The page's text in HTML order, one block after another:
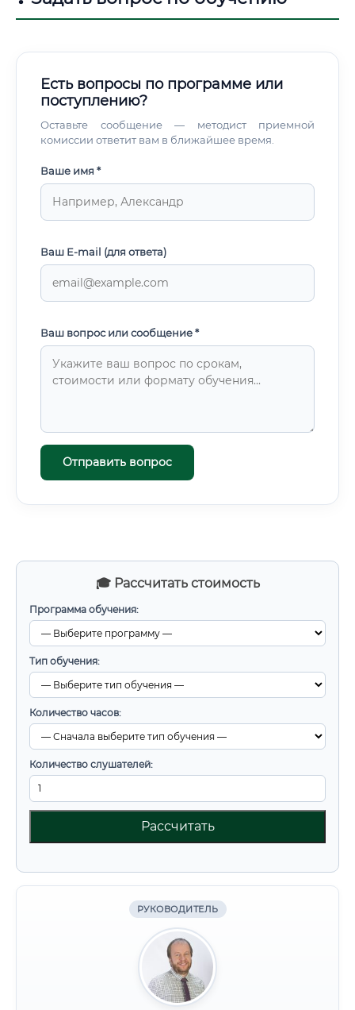
🎓 Рассчитать стоимость
Программа обучения:
Тип обучения:
Количество часов:
Количество слушателей:
Рассчитать
РУКОВОДИТЕЛЬ
Есть вопросы по программе или
поступлению?
Оставьте сообщение — методист приемной
комиссии ответит вам в ближайшее время.
Ваше имя *
Ваш E-mail (для ответа)
Ваш вопрос или сообщение *
Отправить вопрос